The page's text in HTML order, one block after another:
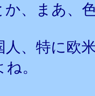
、まあ、
、特に欧
。